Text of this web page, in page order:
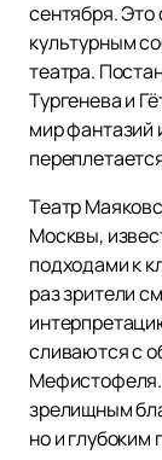
сентября.
культурным
театра.
Тургенева и
мир фантазий
Театр
Москвы,
подходами к
раз зрители
сливаются с
Мефистофеля.
зрелищным
но и